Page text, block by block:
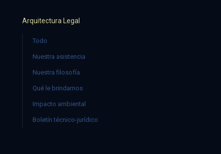
Arquitectura Legal
Todo
Nuestra asistencia
Nuestra filosofía
Qué le brindamos
Impacto ambiental
Boletín técnico-jurídico